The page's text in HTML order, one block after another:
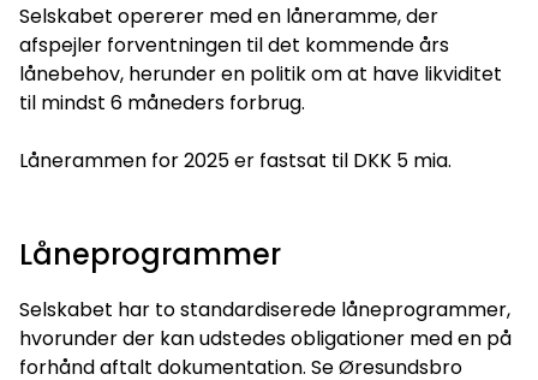
Selskabet opererer med en låneramme, der
afspejler forventningen til det kommende års
lånebehov, herunder en politik om at have likviditet
til mindst 6 måneders forbrug.
Lånerammen for 2025 er fastsat til DKK 5 mia.
Låneprogrammer
Selskabet har to standardiserede låneprogrammer,
hvorunder der kan udstedes obligationer med en på
forhånd aftalt dokumentation. Se Øresundsbro